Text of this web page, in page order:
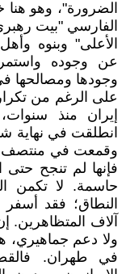
الضرورة"، وهو
الفارسي "بيت
الأعلى" وبنوه
عن وجوده
وجودها ومصالحها
على الرغم من
إيران منذ
فإنها لم تنجح
حاسمة. لا تكمن
النطاق؛ فقد
آلاف المتظاهرين.
ولا دعم جماهيري،
في طهران.